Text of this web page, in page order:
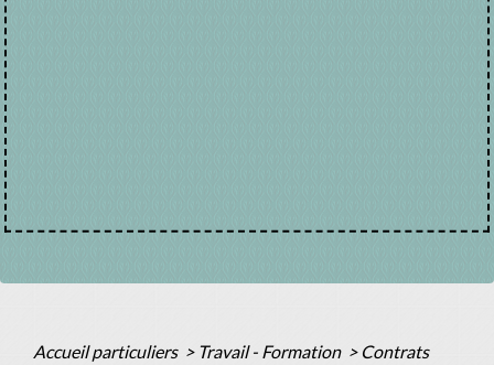
Accueil particuliers > Travail - Formation > Contrats